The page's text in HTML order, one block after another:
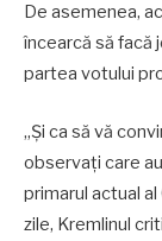
De asemenea,
încearcă să facă
partea votului
„Și ca să vă
observați care
primarul actual al
zile, Kremlinul